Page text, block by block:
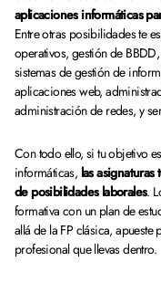
aplicaciones informáticas
Entre otras posibilidades te
operativos, gestión de
sistemas de gestión de
aplicaciones web,
administración de redes, y
Con todo ello, si tu objetivo
informáticas, las
de posibilidades laborales.
formativa con un plan de
allá de la FP clásica, apueste
profesional que llevas dentro.